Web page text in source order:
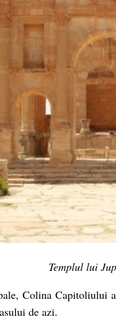
Templul lui
Colina Capitoliului
de azi.